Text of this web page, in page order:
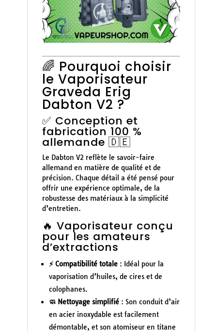
🌈 Pourquoi choisir
le Vaporisateur
Graveda Erig
Dabton V2 ?
✅ Conception et
fabrication 100 %
allemande 🇩🇪
Le Dabton V2 reflète le savoir-faire
allemand en matière de qualité et de
précision. Chaque détail a été pensé pour
offrir une expérience optimale, de la
robustesse des matériaux à la simplicité
d’entretien.
🔥 Vaporisateur conçu
pour les amateurs
d’extractions
⚡ Compatibilité totale: Idéal pour la
vaporisation d’huiles, de cires et de
colophanes.
🧼 Nettoyage simplifié: Son conduit d’air
en acier inoxydable est facilement
démontable, et son atomiseur en titane